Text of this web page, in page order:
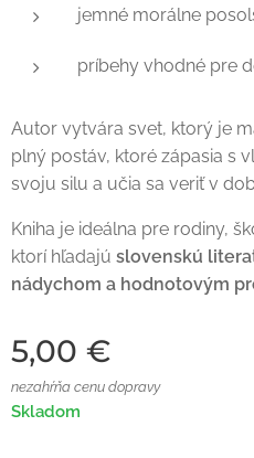
jemné morálne
príbehy vhodné pre
Autor vytvára svet, ktorý je
plný postáv, ktoré zápasia s
svoju silu a učia sa veriť v
Kniha je ideálna pre rodiny,
ktorí hľadajú slovenskú
nádychom a hodnotovým
5,00 €
nezahŕňa cenu dopravy
Skladom